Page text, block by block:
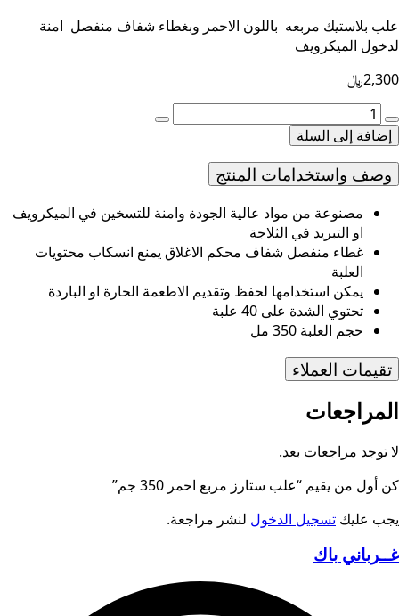
علب بلاستيك مربعه باللون الاحمر وبغطاء شفاف منفصل امنة
لدخول الميكرويف
2,300﷼
كمية
علب
ستارز
مربع
احمر
350
إضافة إلى السلة
وصف واستخدامات المنتج
مصنوعة من مواد عالية الجودة وامنة للتسخين في الميكرويف
او التبريد في الثلاجة
غطاء منفصل شفاف محكم الاغلاق يمنع انسكاب محتويات
العلبة
يمكن استخدامها لحفظ وتقديم الاطعمة الحارة او الباردة
تحتوي الشدة على 40 علبة
حجم العلبة 350 مل
تقيمات العملاء
المراجعات
لا توجد مراجعات بعد.
كن أول من يقيم “علب ستارز مربع احمر 350 جم”
يجب عليك تسجيل الدخول لنشر مراجعة.
غــرباني باك